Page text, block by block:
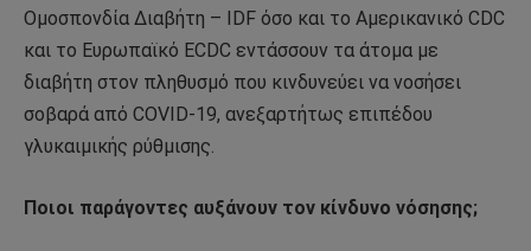
Ομοσπονδία Διαβήτη – IDF όσο και το Αμερικανικό CDC
και το Ευρωπαϊκό ECDC εντάσσoυν τα άτομα με
διαβήτη στον πληθυσμό που κινδυνεύει να νοσήσει
σοβαρά από COVID-19, ανεξαρτήτως επιπέδου
γλυκαιμικής ρύθμισης.
Ποιοι παράγοντες αυξάνουν τον κίνδυνο νόσησης;